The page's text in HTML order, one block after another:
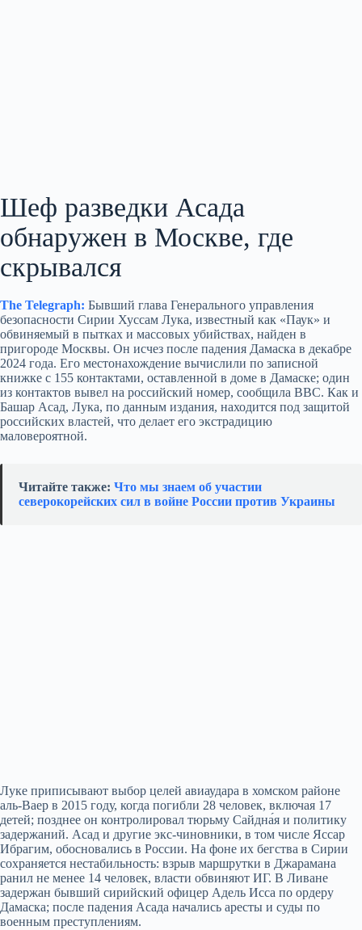
Шеф разведки Асада
обнаружен в Москве, где
скрывался
The Telegraph: Бывший глава Генерального управления
безопасности Сирии Хуссам Лука, известный как «Паук» и
обвиняемый в пытках и массовых убийствах, найден в
пригороде Москвы. Он исчез после падения Дамаска в декабре
2024 года. Его местонахождение вычислили по записной
книжке с 155 контактами, оставленной в доме в Дамаске; один
из контактов вывел на российский номер, сообщила BBC. Как и
Башар Асад, Лука, по данным издания, находится под защитой
российских властей, что делает его экстрадицию
маловероятной.
Читайте также: Что мы знаем об участии
северокорейских сил в войне России против Украины
Луке приписывают выбор целей авиаудара в хомском районе
аль-Ваер в 2015 году, когда погибли 28 человек, включая 17
детей; позднее он контролировал тюрьму Сайдна́я и политику
задержаний. Асад и другие экс-чиновники, в том числе Яссар
Ибрагим, обосновались в России. На фоне их бегства в Сирии
сохраняется нестабильность: взрыв маршрутки в Джарамана
ранил не менее 14 человек, власти обвиняют ИГ. В Ливане
задержан бывший сирийский офицер Адель Исса по ордеру
Дамаска; после падения Асада начались аресты и суды по
военным преступлениям.